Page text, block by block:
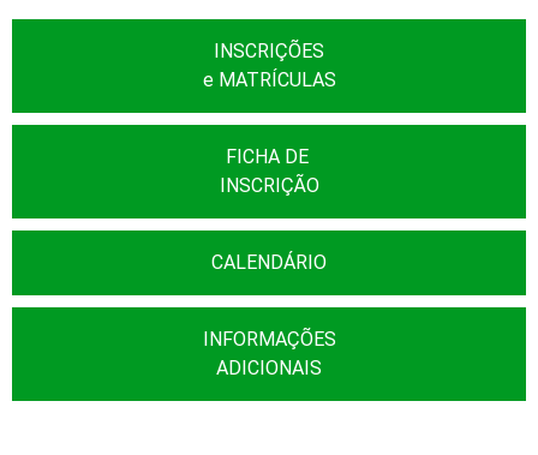
INSCRIÇÕES
e MATRÍCULAS
FICHA DE
INSCRIÇÃO
CALENDÁRIO
INFORMAÇÕES
ADICIONAIS